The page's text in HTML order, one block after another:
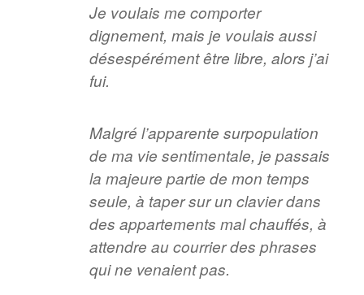
Je voulais me comporter
dignement, mais je voulais aussi
désespérément être libre, alors j’ai
fui.
Malgré l’apparente surpopulation
de ma vie sentimentale, je passais
la majeure partie de mon temps
seule, à taper sur un clavier dans
des appartements mal chauffés, à
attendre au courrier des phrases
qui ne venaient pas.